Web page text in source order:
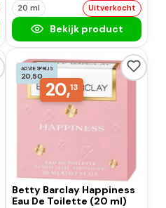
20 ml Uitverkocht
Bekijk product
ADVIESPRIJS
20,50
20,13
Betty Barclay Happiness
Eau De Toilette (20 ml)